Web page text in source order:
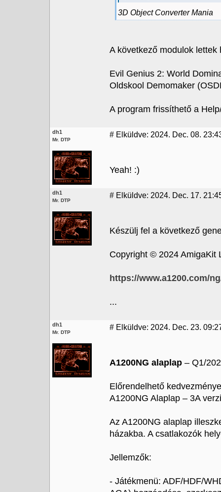
3D Object Converter Mania
A következő modulok lettek
Evil Genius 2: World
Oldskool Demomaker
A program frissíthető a
dh1
Mr. DTP
# Elküldve: 2024. Dec. 08.
Yeah! :)
dh1
Mr. DTP
# Elküldve: 2024. Dec. 17.
Készülj fel a következő
Copyright © 2024 AmigaKit
https://www.a1200.com/
...
dh1
Mr. DTP
# Elküldve: 2024. Dec. 23.
A1200NG alaplap – Q1/
Előrendelhető
A1200NG Alaplap – 3A
Az A1200NG alaplap
házakba. A csatlakozók
Jellemzők:
- Játékmenü: ADF/HDF/